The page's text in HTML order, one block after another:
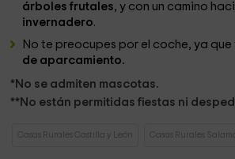
árboles frutales, y con un camino
invernadero.
No te preocupes por el coche, ya que
de aparcamiento.
*No se admiten mascotas.
**No están permitidas fiestas ni
Casas Rurales Castilla y León Casas Rurales